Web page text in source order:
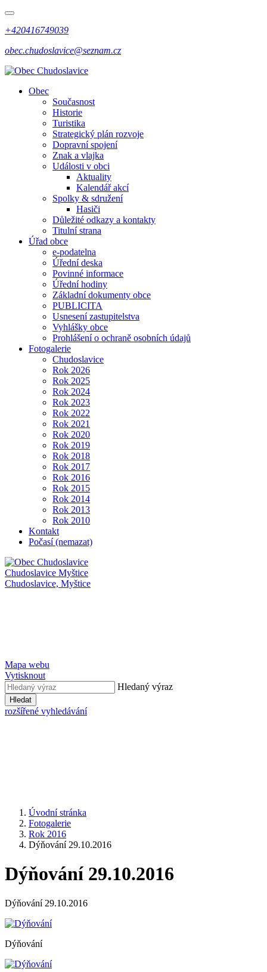
+420416749039
obec.chudoslavice@seznam.cz
Obec
Současnost
Historie
Turistika
Strategický plán rozvoje
Dopravní spojení
Znak a vlajka
Události v obci
Aktuality
Kalendář akcí
Spolky & sdružení
Hasiči
Důležité odkazy a kontakty
Titulní strana
Úřad obce
e-podatelna
Úřední deska
Povinné informace
Úřední hodiny
Základní dokumenty obce
PUBLICITA
Usnesení zastupitelstva
Vyhlášky obce
Prohlášení o ochraně osobních údajů
Fotogalerie
Chudoslavice
Rok 2026
Rok 2025
Rok 2024
Rok 2023
Rok 2022
Rok 2021
Rok 2020
Rok 2019
Rok 2018
Rok 2017
Rok 2016
Rok 2015
Rok 2014
Rok 2013
Rok 2010
Kontakt
Počasí (nemazat)
Chudoslavice Myštice
Chudoslavice, Myštice
Mapa webu
Vytisknout
Hledaný výraz
Hledat
rozšířené vyhledávání
Úvodní stránka
Fotogalerie
Rok 2016
Dýňování 29.10.2016
Dýňování 29.10.2016
Dýňování 29.10.2016
Dýňování